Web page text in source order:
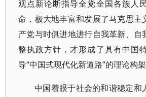
观点新论断指导全党全国各族人
命，极大地丰富和发展了马克思主
产党与时俱进地进行自我革新、自
整执政方针，才形成了具有中国
导“中国式现代化新道路”的理论构架
中国着眼于社会的和谐稳定和